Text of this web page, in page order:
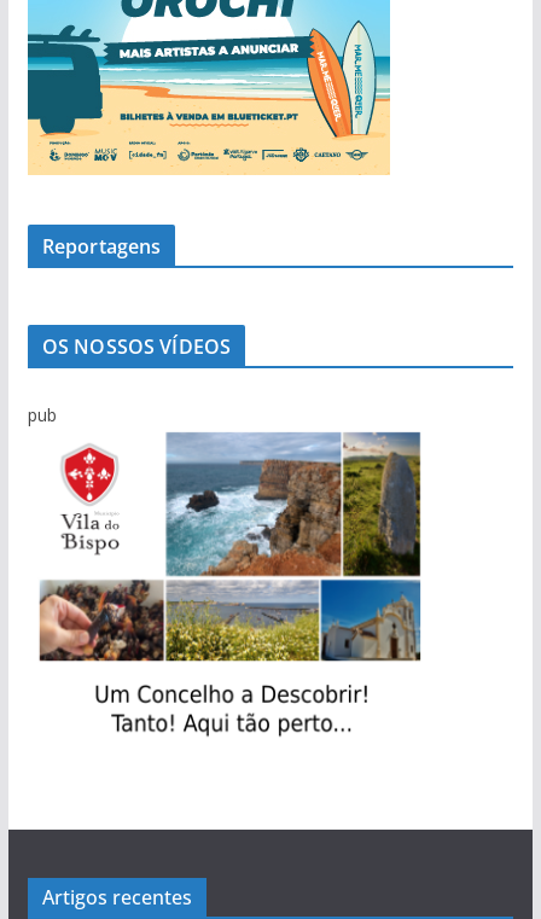
Reportagens
OS NOSSOS VÍDEOS
pub
Artigos recentes